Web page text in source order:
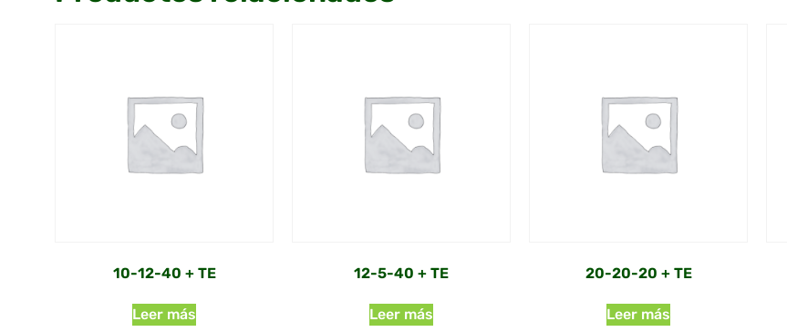
10-12-40 + TE
Leer más
12-5-40 + TE
Leer más
20-20-20 + TE
Leer más